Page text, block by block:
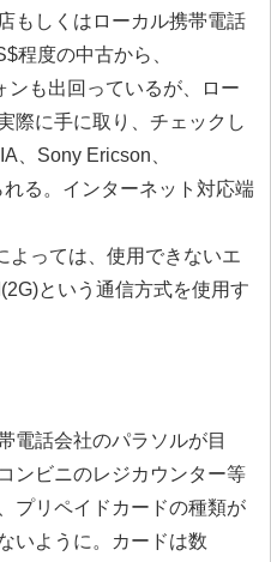
もしくはローカル携帯電話
程度の中古から、
も出回っているが、ロー
際に手に取り、チェックし
、Sony Ericson、
る。インターネット対応端
よっては、使用できないエ
という通信方式を使用す
電話会社のパラソルが目
ンビニのレジカウンター等
プリペイドカードの種類が
いように。カードは数